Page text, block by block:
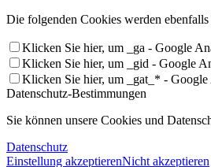
Die folgenden Cookies werden
Klicken Sie hier, um _ga - Google
Klicken Sie hier, um _gid - Google
Klicken Sie hier, um _gat_* -
Datenschutz-Bestimmungen
Sie können unsere Cookies und
Datenschutz
Einstellung akzeptierenNicht akzeptieren